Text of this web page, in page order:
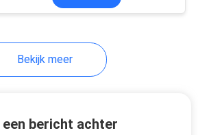
Bekijk meer
een bericht achter